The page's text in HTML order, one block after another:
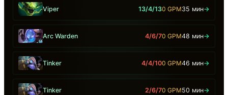
Viper 13/4/130 GPM35 мин→
Arc Warden 4/6/70 GPM48 мин→
Tinker 4/4/100 GPM46 мин→
Tinker 2/6/70 GPM50 мин→